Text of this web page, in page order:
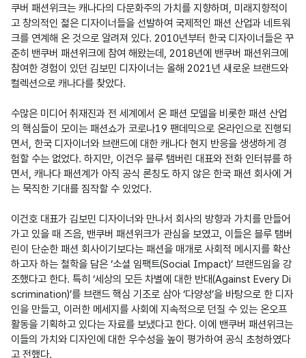
쿠버 패션위크는 캐나다의 다문화주의 가치를 지향하며, 미래지향적이
고 창의적인 젊은 디자이너들을 선발하여 국제적인 패션 산업과 네트워
크를 연계해 온 것으로 알려져 있다. 2010년부터 한국 디자이너들은 꾸
준히 밴쿠버 패션위크에 참여 해왔는데, 2018년에 밴쿠버 패션위크에
참여한 경험이 있던 김보민 디자이너는 올해 2021년 새로운 브랜드와
컬렉션으로 캐나다를 찾았다.
수많은 미디어 취재진과 전 세계에서 온 패션 모델을 비롯한 패션 산업
의 핵심들이 모이는 패션쇼가 코로나19 팬데믹으로 온라인으로 진행되
면서, 한국 디자이너와 브랜드에 대한 캐나다 현지 반응을 생생하게 경
험할 수는 없었다. 하지만, 이건우 블루 탬버린 대표와 전화 인터뷰를 하
면서, 캐나다 패션계가 아직 공식 론칭도 하지 않은 한국 패션 회사에 거
는 묵직한 기대를 짐작할 수 있었다.
이건호 대표가 김보민 디자이너와 만나서 회사의 방향과 가치를 만들어
가고 있을 때 즈음, 밴쿠버 패션위크가 관심을 보였고, 이들은 블루 탬버
린이 단순한 패션 회사이기보다는 패션을 매개로 사회적 메시지를 확산
하고자 하는 철학을 담은 ‘소셜 임팩트(Social Impact)’ 브랜드임을 강
조했다고 한다. 특히 ‘세상의 모든 차별에 대한 반대(Against Every Di
scrimination)’를 브랜드 핵심 기조로 삼아 ‘다양성’을 바탕으로 한 디자
인을 만들고, 이러한 메세지를 사회에 지속적으로 던질 수 있는 온오프
활동을 기획하고 있다는 자료를 보냈다고 한다. 이에 밴쿠버 패션위크는
이들의 가치와 디자인에 대한 우수성을 높이 평가하여 공식 초청하였다
고 전했다.